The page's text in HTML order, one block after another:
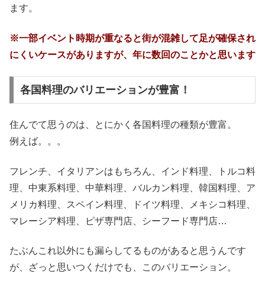
ます。
※一部イベント時期が重なると街が混雑して足が確保され
にくいケースがありますが、年に数回のことかと思います
各国料理のバリエーションが豊富！
住んでて思うのは、とにかく各国料理の種類が豊富。
例えば。。。
フレンチ、イタリアンはもちろん、インド料理、トルコ料
理、中東系料理、中華料理、バルカン料理、韓国料理、ア
メリカ料理、スペイン料理、ドイツ料理、メキシコ料理、
マレーシア料理、ピザ専門店、シーフード専門店…
たぶんこれ以外にも漏らしてるものがあると思うんです
が、ざっと思いつくだけでも、このバリエーション。